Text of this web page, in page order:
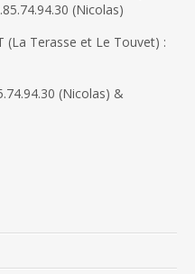
(Nicolas)
(La Terasse et Le Touvet) :
(Nicolas) &